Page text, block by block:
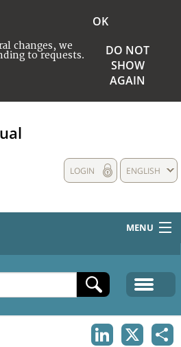
changes, we
to requests.
OK
DO NOT
SHOW
AGAIN
ENGLISH
LOGIN
MENU